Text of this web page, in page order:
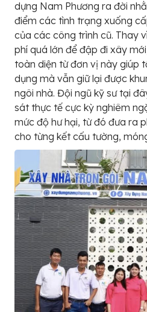
dựng Nam Phương ra đời
điểm các tình trạng xuống
của các công trình cũ. Thay
phí quá lớn để đập đi xây
toàn diện từ đơn vị này giúp
dụng mà vẫn giữ lại được
ngôi nhà. Đội ngũ kỹ sư tại
sát thực tế cực kỳ nghiêm
mức độ hư hại, từ đó đưa ra
cho từng kết cấu tường,